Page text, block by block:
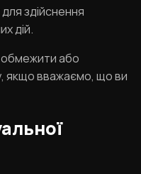
здійснення
дій.
або
якщо вважаємо, що ви